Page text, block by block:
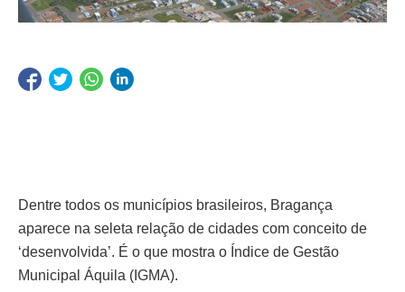
Dentre todos os municípios brasileiros, Bragança
aparece na seleta relação de cidades com conceito de
‘desenvolvida’. É o que mostra o Índice de Gestão
Municipal Áquila (IGMA).